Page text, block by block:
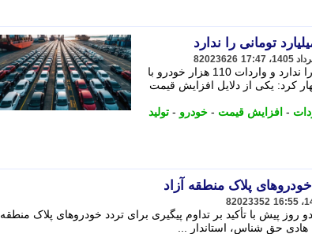
82023626
بازار کشش خودروهای وارداتی 5 تا 10 میلیارد تومانی را ندارد و واردات 110 هزار خودرو با
کرد: یکی از دلایل افزایش قیمت
- افزایش قیمت - خودرو - تولید
پلاک منطقه آزاد
82023352
گیلان، دو روز پیش با تأکید بر تداوم پیگیری برای تردد خودروهای پلاک منطقه